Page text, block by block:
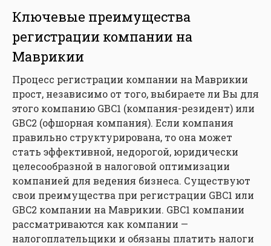
Ключевые преимущества
регистрации компании на
Маврикии
Процесс регистрации компании на Маврикии
прост, независимо от того, выбираете ли Вы для
этого компанию GBC1 (компания-резидент) или
GBC2 (офшорная компания). Если компания
правильно структурирована, то она может
стать эффективной, недорогой, юридически
целесообразной в налоговой оптимизации
компанией для ведения бизнеса. Существуют
свои преимущества при регистрации GBC1 или
GBC2 компании на Маврикии. GBC1 компании
рассматриваются как компании —
налогоплательщики и обязаны платить налоги